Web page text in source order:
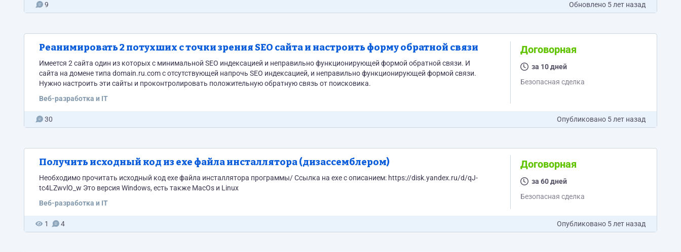
9 Обновлено 5 лет назад
Реанимировать 2 потухших с точки зрения SEO сайта и настроить форму обратной связи
Имеется 2 сайта один из которых с минимальной SEO индексацией и неправильно функционирующей формой обратной связи. И
сайта на домене типа domain.ru.com с отсутствующей напрочь SEO индексацией, и неправильно функционирующей формой связи.
Нужно настроить эти сайты и проконтролировать положительную обратную связь от поисковика.
Веб-разработка и IT
Договорная
за 10 дней
Безопасная сделка
30 Опубликовано 5 лет назад
Получить исходный код из exe файла инсталлятора (дизассемблером)
Необходимо прочитать исходный код exe файла инсталлятора программы/ Ссылка на exe с описанием: https://disk.yandex.ru/d/qJ-
tc4LZwvlO_w Это версия Windows, есть также MacOs и Linux
Веб-разработка и IT
Договорная
за 60 дней
Безопасная сделка
1 4 Опубликовано 5 лет назад